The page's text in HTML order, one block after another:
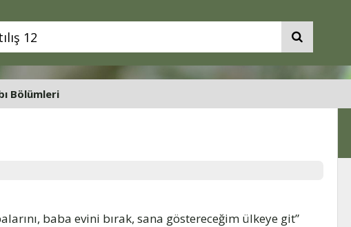
Bölümleri
baba evini bırak, sana göstereceğim ülkeye git”